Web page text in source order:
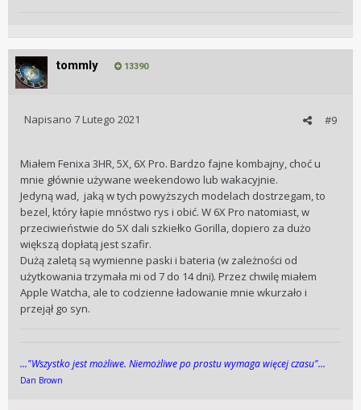
tommly 13390
#9
Napisano 7 Lutego 2021
Miałem Fenixa 3HR, 5X, 6X Pro. Bardzo fajne kombajny, choć u
mnie głównie używane weekendowo lub wakacyjnie.
Jedyną wad, jaką w tych powyższych modelach dostrzegam, to
bezel, który łapie mnóstwo rys i obić. W 6X Pro natomiast, w
przeciwieństwie do 5X dali szkiełko Gorilla, dopiero za dużo
większą dopłatą jest szafir.
Dużą zaletą są wymienne paski i bateria (w zależności od
użytkowania trzymała mi od 7 do 14 dni). Przez chwilę miałem
Apple Watcha, ale to codzienne ładowanie mnie wkurzało i
przejął go syn.
..."Wszys­tko jest możli­we. Niemożli­we po pros­tu wy­maga więcej cza­su"...
Dan Brown